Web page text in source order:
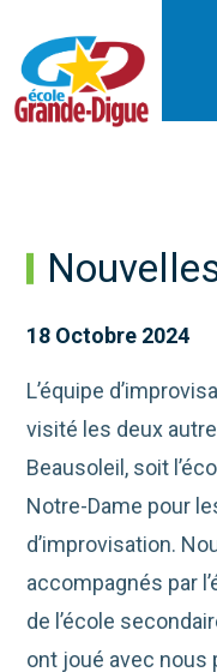
18 Octobre 2024
L’équipe
visité les deux
Beausoleil, soit
Notre-Dame pour
d’improvisation.
accompagnés par
de l’école
ont joué avec nous